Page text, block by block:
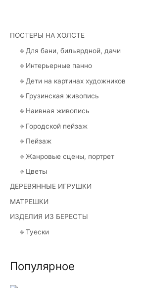
ПОСТЕРЫ НА ХОЛСТЕ
⎆ Для бани, бильярдной, дачи
⎆ Интерьерные панно
⎆ Дети на картинах художников
⎆ Грузинская живопись
⎆ Наивная живопись
⎆ Городской пейзаж
⎆ Пейзаж
⎆ Жанровые сцены, портрет
⎆ Цветы
ДЕРЕВЯННЫЕ ИГРУШКИ
МАТРЕШКИ
ИЗДЕЛИЯ ИЗ БЕРЕСТЫ
⎆ Туески
Популярное